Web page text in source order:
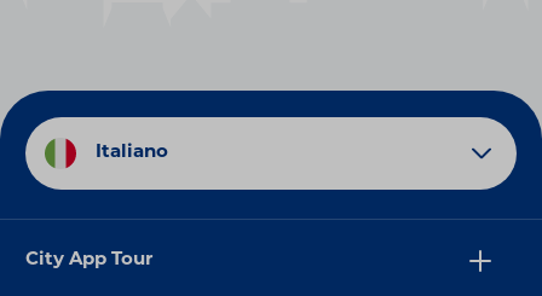
Italiano
City App Tour